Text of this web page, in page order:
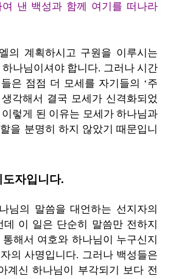
낸 백성과 함께 여기를 떠나라
의 계획하시고 구원을 이루시는
나님이셔야 합니다. 그러나 시간
은 점점 더 모세를 자기들의 ‘주
생각해서 결국 모세가 신격화되었
렇게 된 이유는 모세가 하나님과
을 분명히 하지 않았기 때문입니
자입니다.
님의 말씀을 대언하는 선지자의
데 이 일은 단순히 말씀만 전하지
해서 여호와 하나님이 누구신지
의 사명입니다. 그러나 백성들은
계신 하나님이 부각되기 보다 전